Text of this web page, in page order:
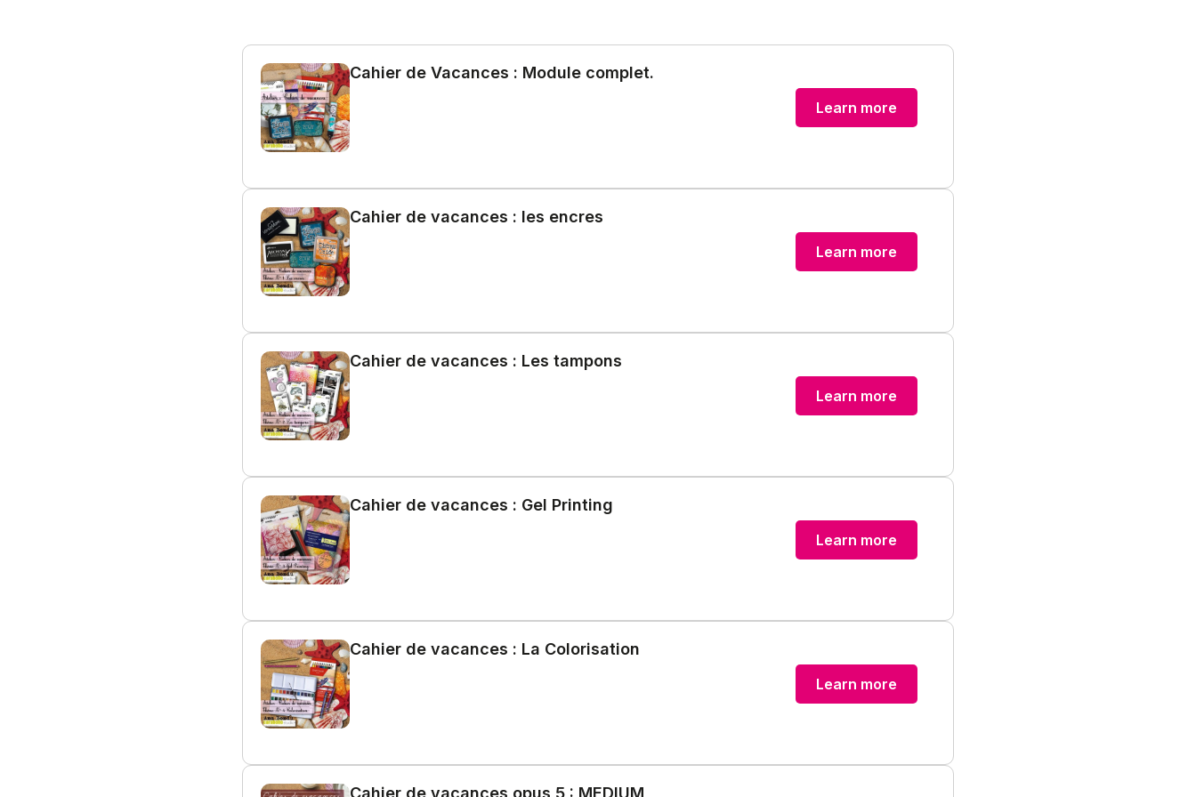
Cahier de Vacances : Module complet.
Learn more
Cahier de vacances : les encres
Learn more
Cahier de vacances : Les tampons
Learn more
Cahier de vacances : Gel Printing
Learn more
Cahier de vacances : La Colorisation
Learn more
Cahier de vacances opus 5 : MEDIUM